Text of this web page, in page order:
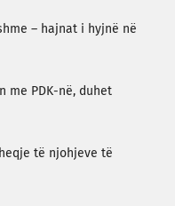
– hajnat i hyjnë në
me PDK-në, duhet
të njohjeve të